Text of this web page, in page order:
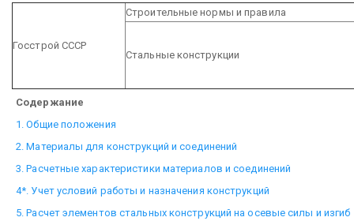
Госстрой СССР
Строительные нормы и правила
Стальные конструкции
Содержание
1. Общие положения
2. Материалы для конструкций и соединений
3. Расчетные характеристики материалов и соединений
4*. Учет условий работы и назначения конструкций
5. Расчет элементов стальных конструкций на осевые силы и изгиб